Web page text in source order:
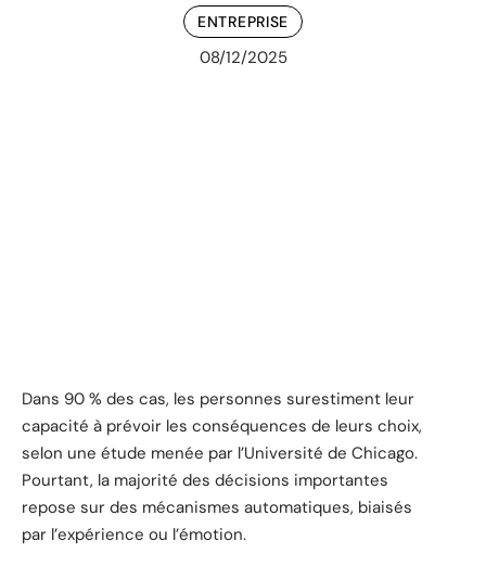
ENTREPRISE
08/12/2025
Dans 90 % des cas, les personnes surestiment leur
capacité à prévoir les conséquences de leurs choix,
selon une étude menée par l’Université de Chicago.
Pourtant, la majorité des décisions importantes
repose sur des mécanismes automatiques, biaisés
par l’expérience ou l’émotion.